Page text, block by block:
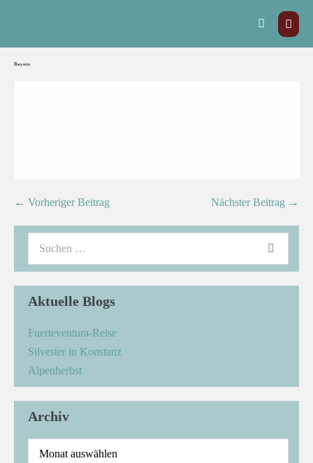
Bayern
← Vorheriger Beitrag Nächster Beitrag →
Aktuelle Blogs
Fuerteventura-Reise
Silvester in Konstanz
Alpenherbst
Archiv